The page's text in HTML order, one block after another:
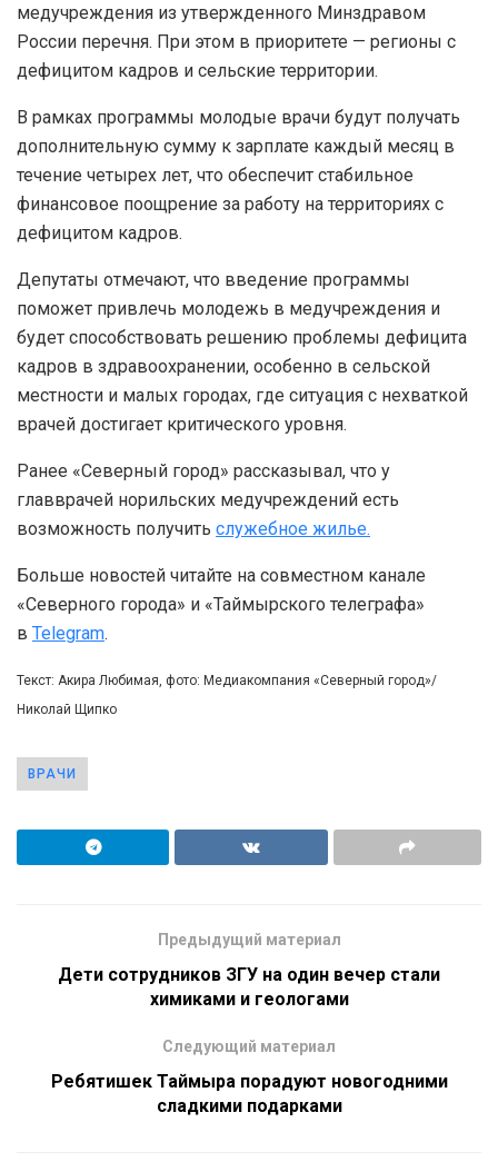
медучреждения из утвержденного Минздравом
России перечня. При этом в приоритете — регионы с
дефицитом кадров и сельские территории.
В рамках программы молодые врачи будут получать
дополнительную сумму к зарплате каждый месяц в
течение четырех лет, что обеспечит стабильное
финансовое поощрение за работу на территориях с
дефицитом кадров.
Депутаты отмечают, что введение программы
поможет привлечь молодежь в медучреждения и
будет способствовать решению проблемы дефицита
кадров в здравоохранении, особенно в сельской
местности и малых городах, где ситуация с нехваткой
врачей достигает критического уровня.
Ранее «Северный город» рассказывал, что у
главврачей норильских медучреждений есть
возможность получить служебное жилье.
Больше новостей читайте на совместном канале
«Северного города» и «Таймырского телеграфа»
в Telegram.
Текст: Акира Любимая, фото: Медиакомпания «Северный город»/
Николай Щипко
ВРАЧИ
Предыдущий материал
Дети сотрудников ЗГУ на один вечер стали
химиками и геологами
Следующий материал
Ребятишек Таймыра порадуют новогодними
сладкими подарками